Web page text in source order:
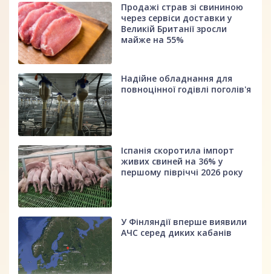
Продажі страв зі свининою
через сервіси доставки у
Великій Британії зросли
майже на 55%
Надійне обладнання для
повноцінної годівлі поголів'я
Іспанія скоротила імпорт
живих свиней на 36% у
першому півріччі 2026 року
У Фінляндії вперше виявили
АЧС серед диких кабанів